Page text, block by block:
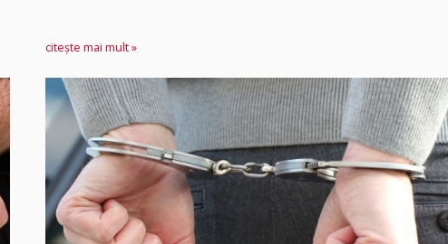
citește mai mult »